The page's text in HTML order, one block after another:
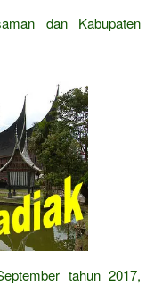
dan Kabupaten
tahun 2017,